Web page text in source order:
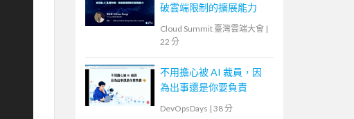
破雲端限制的擴展能力
Cloud Summit 臺灣雲端大會 |
22 分
不用擔心被 AI 裁員，因
為出事還是你要負責
DevOpsDays | 38 分